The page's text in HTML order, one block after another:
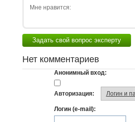
Мне нравится:
Задать свой вопрос эксперту
Нет комментариев
Анонимный вход:
Авторизация: Логин и
Логин (e-mail):